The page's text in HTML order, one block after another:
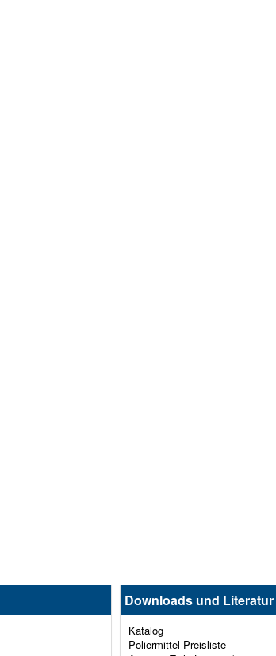
Downloads und Literatur
Katalog
Poliermittel-Preisliste